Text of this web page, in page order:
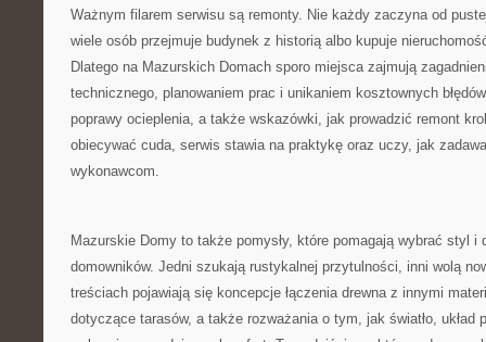
Ważnym filarem serwisu są remonty. Nie każdy zaczyna od
wiele osób przejmuje budynek z historią albo kupuje
Dlatego na Mazurskich Domach sporo miejsca zajmują
technicznego, planowaniem prac i unikaniem kosztownych
poprawy ocieplenia, a także wskazówki, jak prowadzić remont
obiecywać cuda, serwis stawia na praktykę oraz uczy, jak
wykonawcom.
Mazurskie Domy to także pomysły, które pomagają wybrać styl i
domowników. Jedni szukają rustykalnej przytulności, inni wolą
treściach pojawiają się koncepcje łączenia drewna z innymi
dotyczące tarasów, a także rozważania o tym, jak światło, układ